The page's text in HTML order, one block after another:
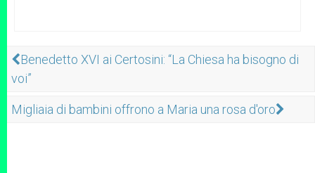
Benedetto XVI ai Certosini: “La Chiesa ha bisogno di
voi”
Migliaia di bambini offrono a Maria una rosa d'oro